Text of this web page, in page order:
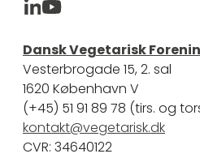
Plantebaseret
Plantebaseret
Dansk Vegetarisk
Vesterbrogade 15, 2. sal
1620 København V
(+45) 51 91 89 78 (tirs. og
kontakt@vegetarisk.dk
CVR: 34640122